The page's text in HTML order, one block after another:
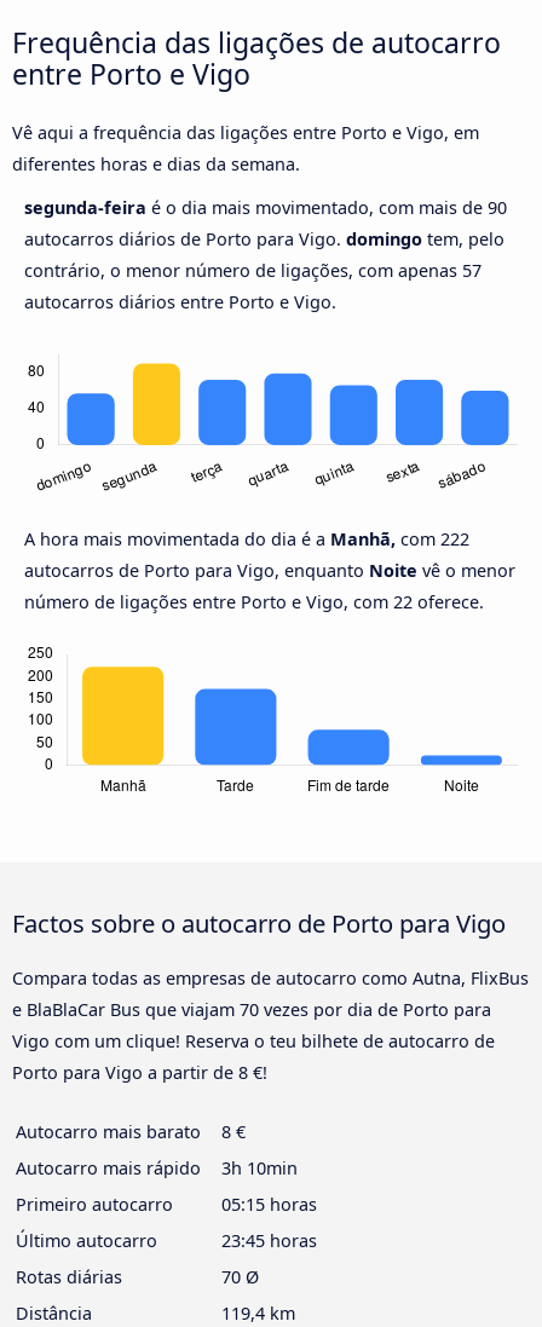
Frequência das ligações de autocarro
entre Porto e Vigo
Vê aqui a frequência das ligações entre Porto e Vigo, em
diferentes horas e dias da semana.
segunda-feira é o dia mais movimentado, com mais de 90
autocarros diários de Porto para Vigo. domingo tem, pelo
contrário, o menor número de ligações, com apenas 57
autocarros diários entre Porto e Vigo.
A hora mais movimentada do dia é a Manhã, com 222
autocarros de Porto para Vigo, enquanto Noite vê o menor
número de ligações entre Porto e Vigo, com 22 oferece.
Factos sobre o autocarro de Porto para Vigo
Compara todas as empresas de autocarro como Autna, FlixBus
e BlaBlaCar Bus que viajam 70 vezes por dia de Porto para
Vigo com um clique! Reserva o teu bilhete de autocarro de
Porto para Vigo a partir de 8 €!
Autocarro mais barato
8 €
Autocarro mais rápido
3h 10min
Primeiro autocarro
05:15 horas
Último autocarro
23:45 horas
Rotas diárias
70 Ø
Distância
119,4 km